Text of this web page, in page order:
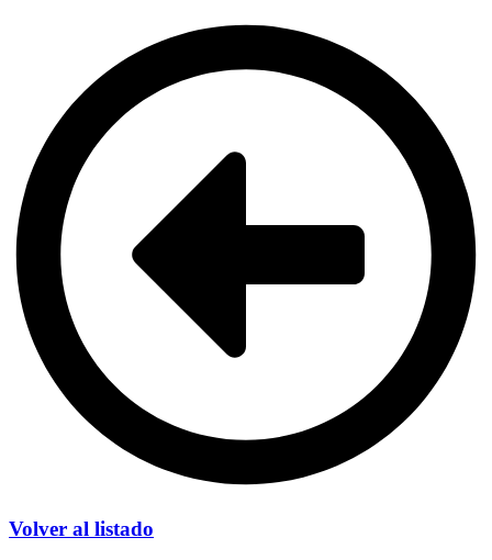
Volver al listado